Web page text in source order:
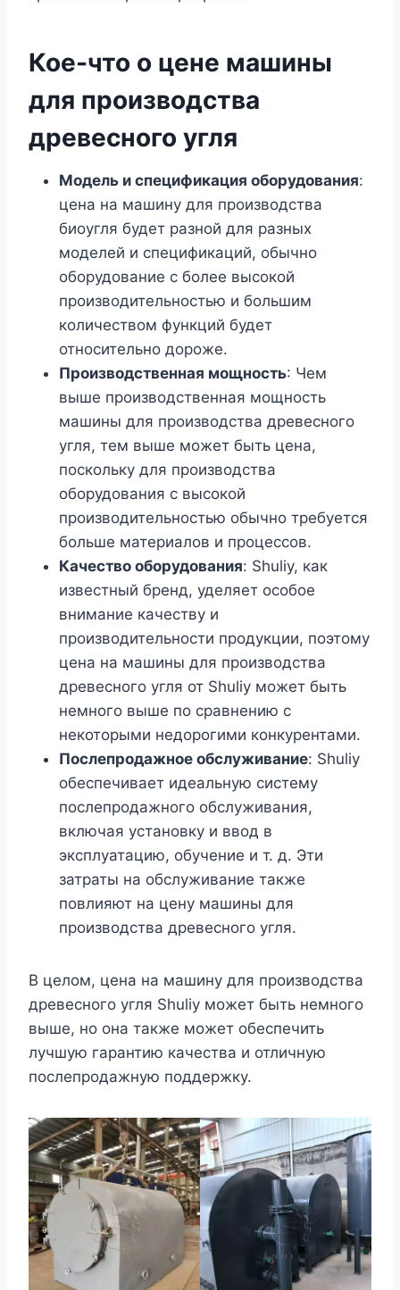
Кое-что о цене машины
для производства
древесного угля
Модель и спецификация оборудования:
цена на машину для производства
биоугля будет разной для разных
моделей и спецификаций, обычно
оборудование с более высокой
производительностью и большим
количеством функций будет
относительно дороже.
Производственная мощность: Чем
выше производственная мощность
машины для производства древесного
угля, тем выше может быть цена,
поскольку для производства
оборудования с высокой
производительностью обычно требуется
больше материалов и процессов.
Качество оборудования: Shuliy, как
известный бренд, уделяет особое
внимание качеству и
производительности продукции, поэтому
цена на машины для производства
древесного угля от Shuliy может быть
немного выше по сравнению с
некоторыми недорогими конкурентами.
Послепродажное обслуживание: Shuliy
обеспечивает идеальную систему
послепродажного обслуживания,
включая установку и ввод в
эксплуатацию, обучение и т. д. Эти
затраты на обслуживание также
повлияют на цену машины для
производства древесного угля.
В целом, цена на машину для производства
древесного угля Shuliy может быть немного
выше, но она также может обеспечить
лучшую гарантию качества и отличную
послепродажную поддержку.